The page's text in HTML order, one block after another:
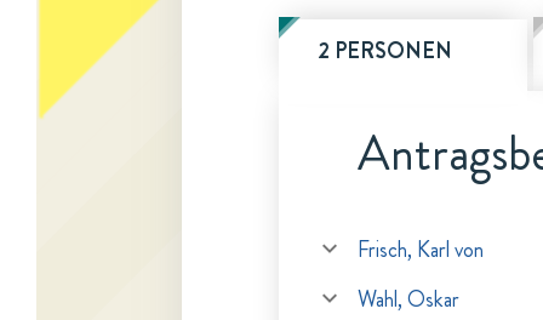
2 PERSONEN
Frisch, Karl von
Wahl, Oskar